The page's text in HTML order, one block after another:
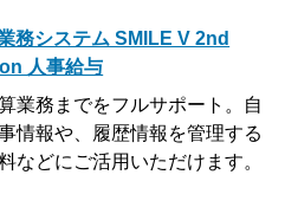
務システム SMILE V 2nd
人事給与
業務までをフルサポート。自
情報や、履歴情報を管理する
などにご活用いただけます。